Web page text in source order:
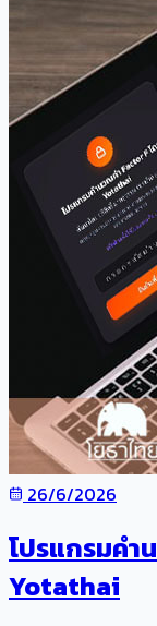
26/6/2026
โปรแกรมคำ
Yotathai